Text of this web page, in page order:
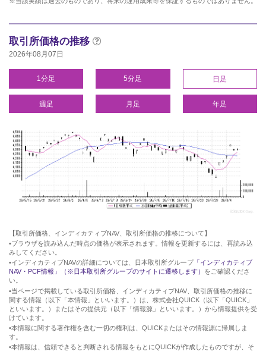
取引所価格の推移
2026年08月07日
1分足 5分足 日足
週足 月足 年足
【取引所価格、インディカティブNAV、取引所価格の推移について】
•ブラウザを読み込んだ時点の価格が表示されます。情報を更新するには、再読み込
みしてください。
•インディカティブNAVの詳細については、日本取引所グループ 「インディカティブ
NAV・PCF情報」（※日本取引所グループのサイトに遷移します） をご確認くださ
い。
•当ページで掲載している取引所価格、インディカティブNAV、取引所価格の推移に
関する情報（以下「本情報」といいます。）は、株式会社QUICK（以下「QUICK」
といいます。）またはその提供元（以下「情報源」といいます。）から情報提供を受
けています。
•本情報に関する著作権を含む一切の権利は、QUICKまたはその情報源に帰属しま
す。
•本情報は、信頼できると判断される情報をもとにQUICKが作成したものですが、そ